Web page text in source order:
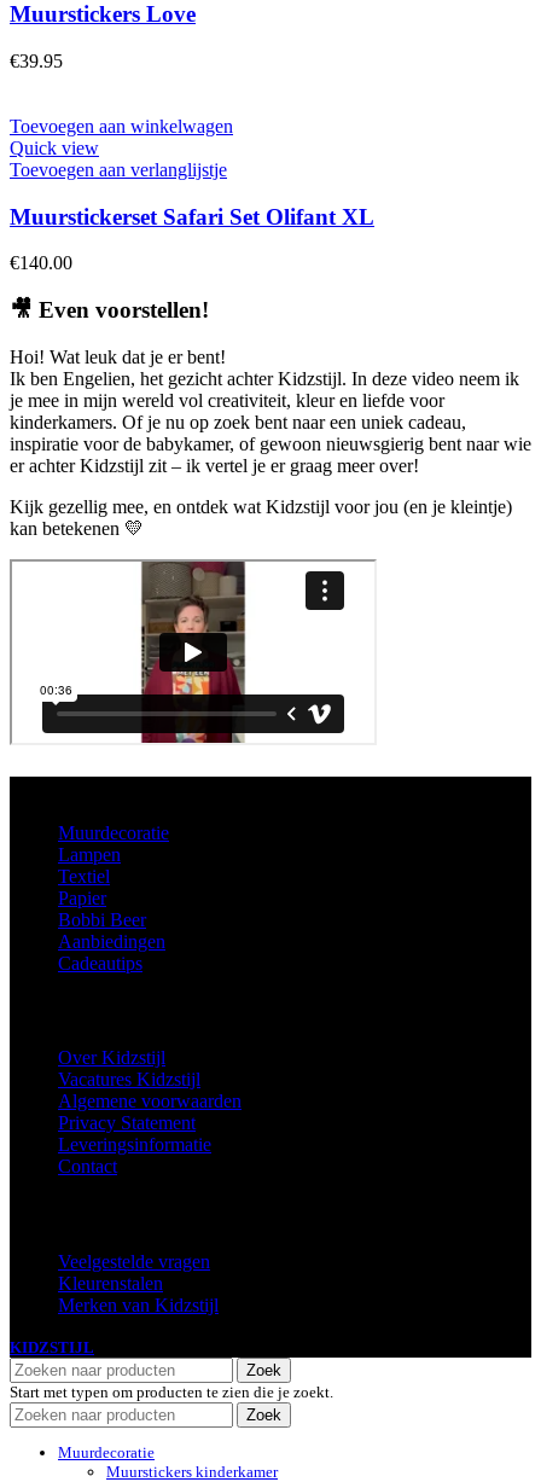
Muurstickers Love
€39.95
Toevoegen aan winkelwagen
Quick view
Toevoegen aan verlanglijstje
Muurstickerset Safari Set Olifant XL
€140.00
🎥 Even voorstellen!
Hoi! Wat leuk dat je er bent!
Ik ben Engelien, het gezicht achter Kidzstijl. In deze video neem ik
je mee in mijn wereld vol creativiteit, kleur en liefde voor
kinderkamers. Of je nu op zoek bent naar een uniek cadeau,
inspiratie voor de babykamer, of gewoon nieuwsgierig bent naar wie
er achter Kidzstijl zit – ik vertel je er graag meer over!
Kijk gezellig mee, en ontdek wat Kidzstijl voor jou (en je kleintje)
kan betekenen 💛
Muurdecoratie
Lampen
Textiel
Papier
Bobbi Beer
Aanbiedingen
Cadeautips
Over Kidzstijl
Vacatures Kidzstijl
Algemene voorwaarden
Privacy Statement
Leveringsinformatie
Contact
Veelgestelde vragen
Kleurenstalen
Merken van Kidzstijl
KIDZSTIJL
Zoek
Start met typen om producten te zien die je zoekt.
Zoek
Muurdecoratie
Muurstickers kinderkamer